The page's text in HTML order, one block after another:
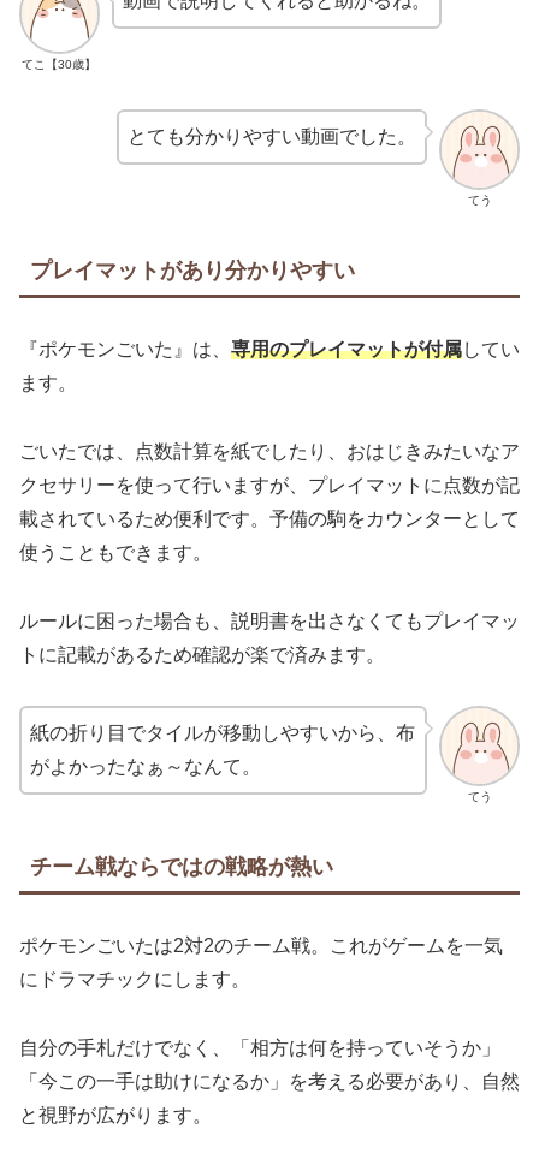
てこ【30歳】
てう
とても分かりやすい動画でした。
プレイマットがあり分かりやすい
『ポケモンごいた』は、 専用のプレイマットが付属してい
ます。
ごいたでは、点数計算を紙でしたり、おはじきみたいなア
クセサリーを使って行いますが、プレイマットに点数が記
載されているため便利です。予備の駒をカウンターとして
使うこともできます。
ルールに困った場合も、説明書を出さなくてもプレイマッ
トに記載があるため確認が楽で済みます。
てう
紙の折り目でタイルが移動しやすいから、布
がよかったなぁ～なんて。
チーム戦ならではの戦略が熱い
ポケモンごいたは2対2のチーム戦。これがゲームを一気
にドラマチックにします。
自分の手札だけでなく、「相方は何を持っていそうか」
「今この一手は助けになるか」を考える必要があり、自然
と視野が広がります。